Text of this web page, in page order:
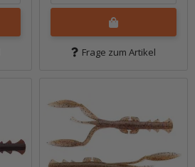
Frage zum Artikel